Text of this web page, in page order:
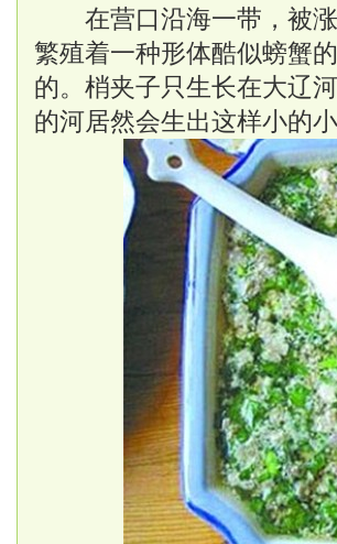
在营口沿海一带，被涨
繁殖着一种形体酷似螃蟹
的。梢夹子只生长在大辽
的河居然会生出这样小的